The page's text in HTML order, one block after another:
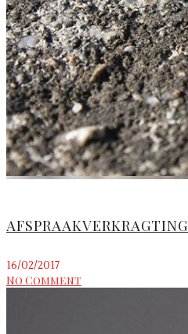
AFSPRAAKVERKRAGTING
16/02/2017
No Comment